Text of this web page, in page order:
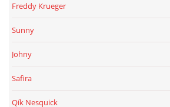
Freddy Krueger
Sunny
Johny
Safira
Qík Nesquick